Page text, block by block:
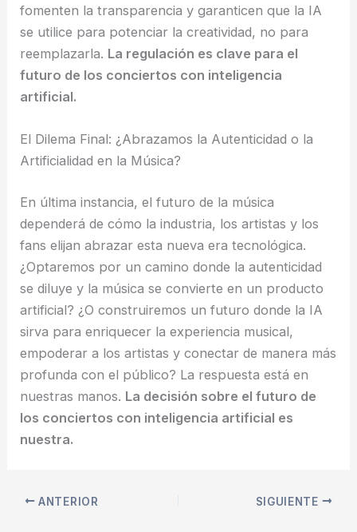
fomenten la transparencia y garanticen que la IA
se utilice para potenciar la creatividad, no para
reemplazarla. La regulación es clave para el
futuro de los conciertos con inteligencia
artificial.
El Dilema Final: ¿Abrazamos la Autenticidad o la
Artificialidad en la Música?
En última instancia, el futuro de la música
dependerá de cómo la industria, los artistas y los
fans elijan abrazar esta nueva era tecnológica.
¿Optaremos por un camino donde la autenticidad
se diluye y la música se convierte en un producto
artificial? ¿O construiremos un futuro donde la IA
sirva para enriquecer la experiencia musical,
empoderar a los artistas y conectar de manera más
profunda con el público? La respuesta está en
nuestras manos. La decisión sobre el futuro de
los conciertos con inteligencia artificial es
nuestra.
ANTERIOR SIGUIENTE